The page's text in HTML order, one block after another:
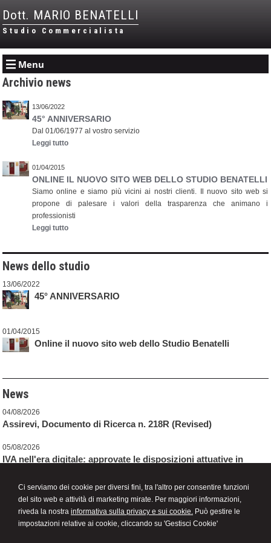
Ci serviamo dei cookie per diversi fini, tra l'altro per consentire funzioni
del sito web e attività di marketing mirate. Per maggiori informazioni,
riveda la nostra informativa sulla privacy e sui cookie. Può gestire le
impostazioni relative ai cookie, cliccando su 'Gestisci Cookie'
Dott. MARIO BENATELLI
Studio Commercialista
Menu
Archivio news
13/06/2022
45° ANNIVERSARIO
Dal 01/06/1977 al vostro servizio
Leggi tutto
01/04/2015
ONLINE IL NUOVO SITO WEB DELLO STUDIO BENATELLI
Siamo online e siamo più vicini ai nostri clienti. Il nuovo sito web si
propone di palesare i valori della trasparenza che animano i
professionisti
Leggi tutto
News dello studio
13/06/2022
45° ANNIVERSARIO
01/04/2015
Online il nuovo sito web dello Studio Benatelli
News
04/08/2026
Assirevi, Documento di Ricerca n. 218R (Revised)
05/08/2026
IVA nell'era digitale: approvate le disposizioni attuative in
CCNL Commercio - Anpit: sottoscritto il Protocollo di rinnovo